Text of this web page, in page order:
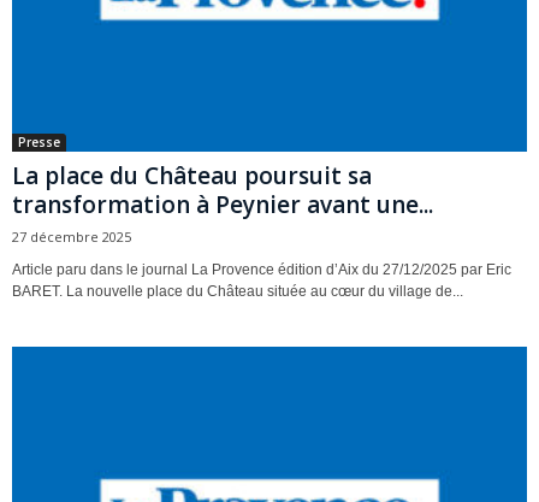
Presse
La place du Château poursuit sa
transformation à Peynier avant une...
27 décembre 2025
Article paru dans le journal La Provence édition d’Aix du 27/12/2025 par Eric
BARET. La nouvelle place du Château située au cœur du village de...